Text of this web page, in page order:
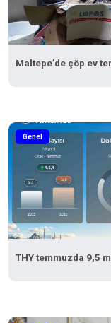
Maltepe’de çöp ev
Genel
THY temmuzda